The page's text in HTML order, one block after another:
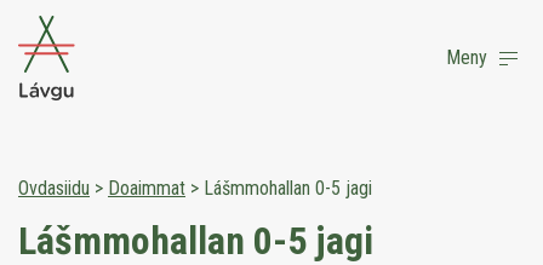
Meny
Ovdasiidu > Doaimmat > Lášmmohallan 0-5 jagi
Lášmmohallan 0-5 jagi